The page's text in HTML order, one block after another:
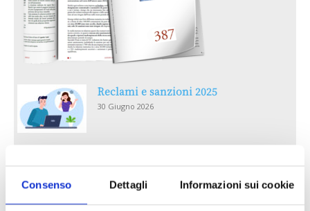
Consenso Dettagli Informazioni sui cookie
Reclami e sanzioni 2025
30 Giugno 2026
30 Giugno 2026